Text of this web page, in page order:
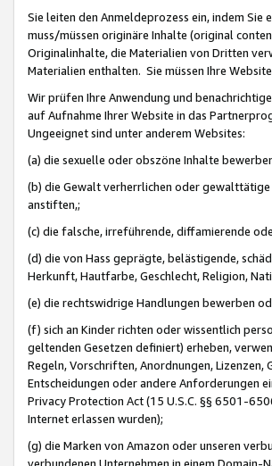
Sie leiten den Anmeldeprozess ein, indem
muss/müssen originäre Inhalte (original
Originalinhalte, die Materialien von Dritten
Materialien enthalten. Sie müssen Ihre
Wir prüfen Ihre Anwendung und
auf Aufnahme Ihrer Website in das
Ungeeignet sind unter anderem Websites:
(a) die sexuelle oder obszöne Inhalte
(b) die Gewalt verherrlichen oder
anstiften,;
(c) die falsche, irreführende, diffamierende
(d) die von Hass geprägte, belästigende,
Herkunft, Hautfarbe, Geschlecht, Religion,
(e) die rechtswidrige Handlungen bewerben
(f) sich an Kinder richten oder wissentlich
geltenden Gesetzen definiert) erheben,
Regeln, Vorschriften, Anordnungen,
Entscheidungen oder andere Anforderungen
Privacy Protection Act (15 U.S.C. §§ 6501-
Internet erlassen wurden);
(g) die Marken von Amazon oder unseren
verbundenen Unternehmen in einem Domain-